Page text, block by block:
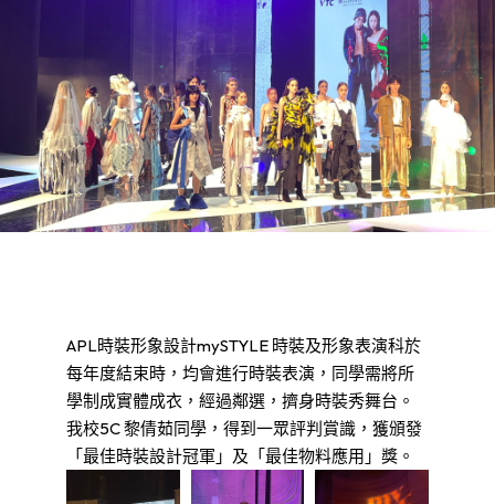
APL時裝形象設計mySTYLE 時裝及形象表演科於
每年度結束時，均會進行時裝表演，同學需將所
學制成實體成衣，經過鄰選，擠身時裝秀舞台。
我校5C 黎倩茹同學，得到一眾評判賞識，獲頒發
「最佳時裝設計冠軍」及「最佳物料應用」獎。